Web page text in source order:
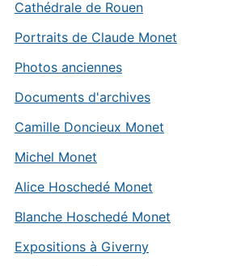
Cathédrale de Rouen
Portraits de Claude Monet
Photos anciennes
Documents d'archives
Camille Doncieux Monet
Michel Monet
Alice Hoschedé Monet
Blanche Hoschedé Monet
Expositions à Giverny